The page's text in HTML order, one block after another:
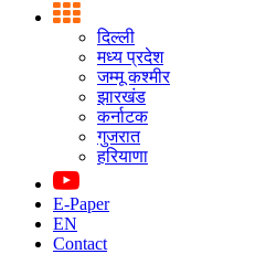
दिल्ली
मध्य प्रदेश
जम्मू कश्मीर
झारखंड
कर्नाटक
गुजरात
हरियाणा
E-Paper
EN
Contact